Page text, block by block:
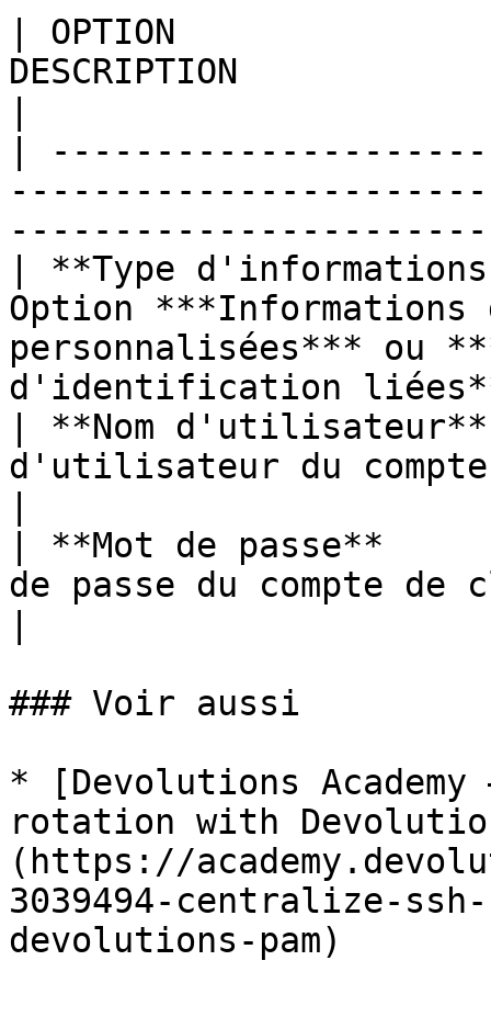
| OPTION
DESCRIPTION
|
| **Type
Option
personnalisées*** ou
d'identification
| **Nom
d'utilisateur du compte
| **Mot de
de passe du compte de
### Voir aussi
* [Devolutions
rotation with
(https://
3039494-centralize-
devolutions-pam)